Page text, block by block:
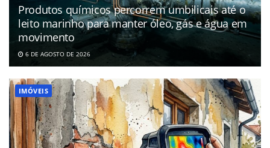
Produtos químicos percorrem umbilicais até o
leito marinho para manter óleo, gás e água em
movimento
6 DE AGOSTO DE 2026
IMÓVEIS